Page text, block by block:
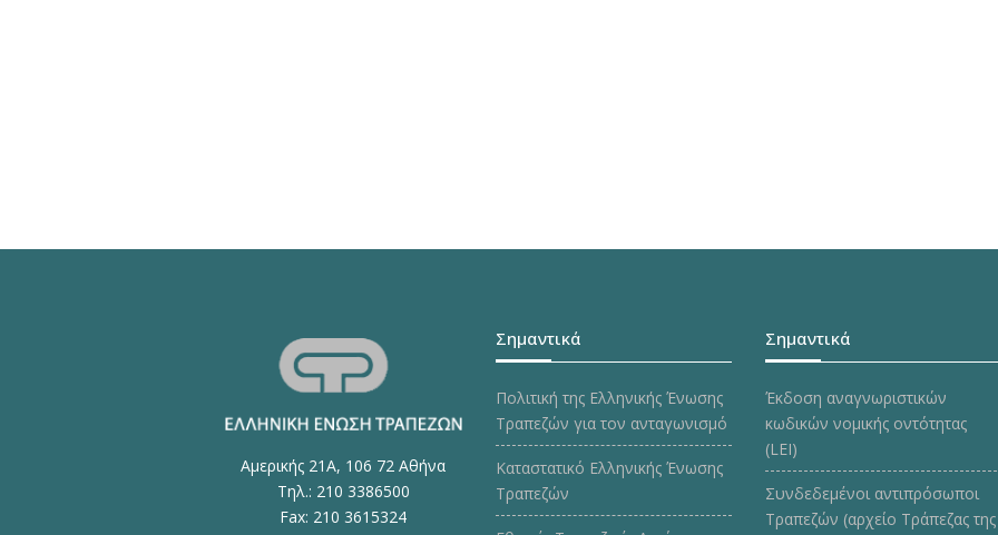
Αμερικής 21Α, 106 72 Αθήνα
Τηλ.: 210 3386500
Fax: 210 3615324
Σημαντικά
Πολιτική της Ελληνικής Ένωσης
Τραπεζών για τον ανταγωνισμό
Καταστατικό Ελληνικής Ένωσης
Τραπεζών
Σημαντικά
Έκδοση αναγνωριστικών
κωδικών νομικής οντότητας
(LEI)
Συνδεδεμένοι αντιπρόσωποι
Τραπεζών (αρχείο Τράπεζας της